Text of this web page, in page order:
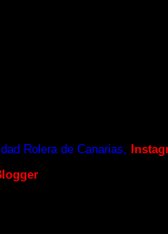
Rolera de Canarias,